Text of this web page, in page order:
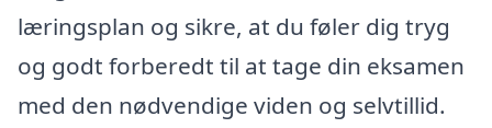
læringsplan og sikre, at du føler dig tryg
og godt forberedt til at tage din eksamen
med den nødvendige viden og selvtillid.